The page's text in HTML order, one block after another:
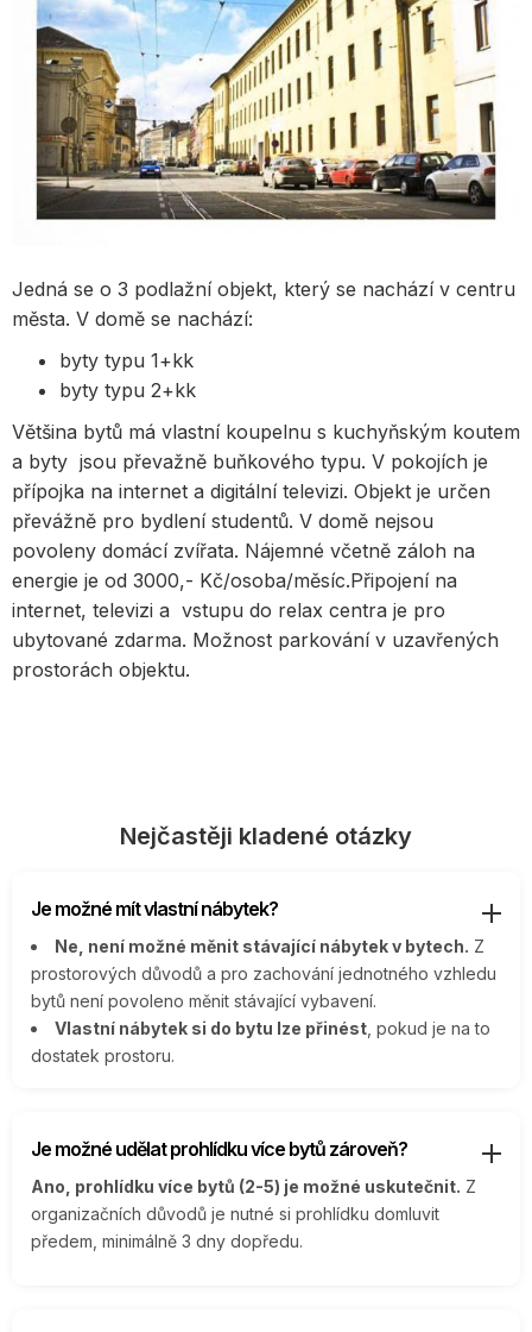
Jedná se o 3 podlažní objekt, který se nachází v centru
města. V domě se nachází:
byty typu 1+kk
byty typu 2+kk
Většina bytů má vlastní koupelnu s kuchyňským koutem
a byty jsou převažně buňkového typu. V pokojích je
přípojka na internet a digitální televizi. Objekt je určen
převážně pro bydlení studentů. V domě nejsou
povoleny domácí zvířata. Nájemné včetně záloh na
energie je od 3000,- Kč/osoba/měsíc.Připojení na
internet, televizi a vstupu do relax centra je pro
ubytované zdarma. Možnost parkování v uzavřených
prostorách objektu.
Nejčastěji kladené otázky
Je možné mít vlastní nábytek?
Ne, není možné měnit stávající nábytek v bytech. Z
prostorových důvodů a pro zachování jednotného vzhledu
bytů není povoleno měnit stávající vybavení.
Vlastní nábytek si do bytu lze přinést , pokud je na to
dostatek prostoru.
Je možné udělat prohlídku více bytů zároveň?
Ano, prohlídku více bytů (2-5) je možné uskutečnit. Z
organizačních důvodů je nutné si prohlídku domluvit
předem, minimálně 3 dny dopředu.